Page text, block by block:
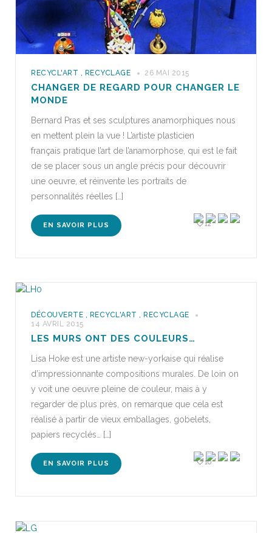
RECYCL'ART , RECYCLAGE 26 MAI 2015
CHANGER DE REGARD POUR CHANGER LE
MONDE
Bernard Pras et ses sculptures anamorphiques nous
en mettent plein la vue ! L’artiste plasticien
français pratique l’art de l’anamorphose, qui est le fait
de se placer sous un angle précis pour découvrir
une oeuvre, et réinvente les portraits de
personnalités réelles […]
EN SAVOIR PLUS 12
DÉCOUVERTE , RECYCL'ART , RECYCLAGE
14 AVRIL 2015
LES MURS ONT DES COULEURS…
Lisa Hoke est une artiste new-yorkaise qui réalise
d’impressionnante compositions murales. De loin on
y voit une oeuvre pleine de couleur, mais à y
regarder de plus près, on remarque que cela est
réalisé à partir de vieux emballages, gobelets,
papiers recyclés… […]
EN SAVOIR PLUS 10